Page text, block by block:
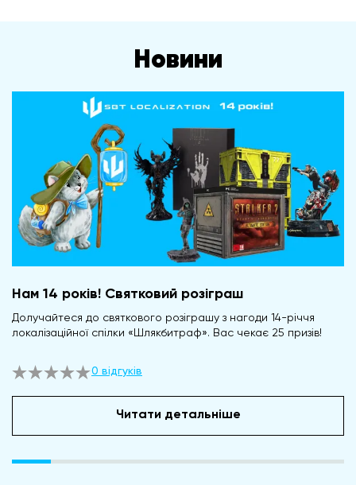
Новини
Нам 14 років! Святковий розіграш
Долучайтеся до святкового розіграшу з нагоди 14-річчя
локалізаційної спілки «Шлякбитраф». Вас чекає 25 призів!
0 відгуків
Читати детальніше